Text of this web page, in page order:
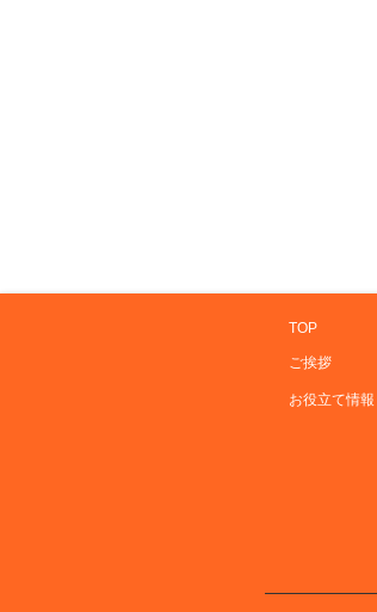
TOP
ご挨拶
お役立て情報